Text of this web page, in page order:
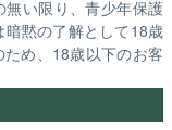
い限り、青少年保護
黙の了解として18歳
め、18歳以下のお客